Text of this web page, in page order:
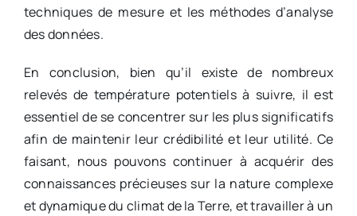
techniques de mesure et les méthodes d’analyse
des données.
En conclusion, bien qu’il existe de nombreux
relevés de température potentiels à suivre, il est
essentiel de se concentrer sur les plus significatifs
afin de maintenir leur crédibilité et leur utilité. Ce
faisant, nous pouvons continuer à acquérir des
connaissances précieuses sur la nature complexe
et dynamique du climat de la Terre, et travailler à un